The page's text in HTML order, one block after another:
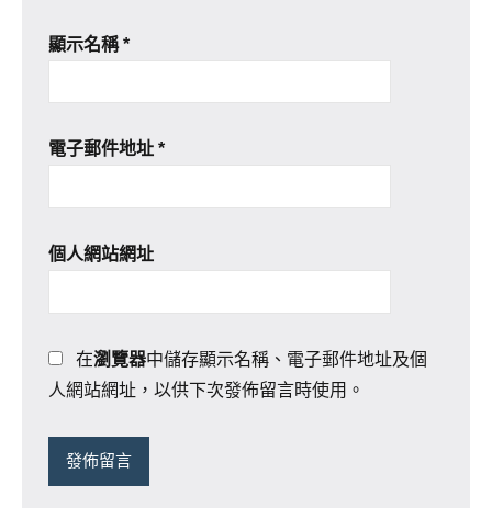
顯示名稱*
電子郵件地址 *
個人網站網址
在瀏覽器中儲存顯示名稱、電子郵件地址及個
人網站網址，以供下次發佈留言時使用。